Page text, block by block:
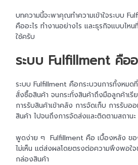
บทความนี้จะพาคุณทำความเข้าใจระบบ
คืออะไร ทำงานอย่างไร และธุรกิจแบบไหน
ใช้ครับ
ระบบ Fulfillment คืออ
ระบบ Fulfillment คือกระบวนการทั้งหมด
สั่งซื้อสินค้า จนกระทั่งสินค้าถึงมือลูกค้าเ
การรับสินค้าเข้าคลัง การจัดเก็บ การรับอ
สินค้า ไปจนถึงการจัดส่งและติดตามสถานะ
พูดง่าย ๆ Fulfillment คือ เบื้องหลัง ขอ
ไม่เห็น แต่ส่งผลโดยตรงต่อความพึงพอใ
กล่องสินค้า